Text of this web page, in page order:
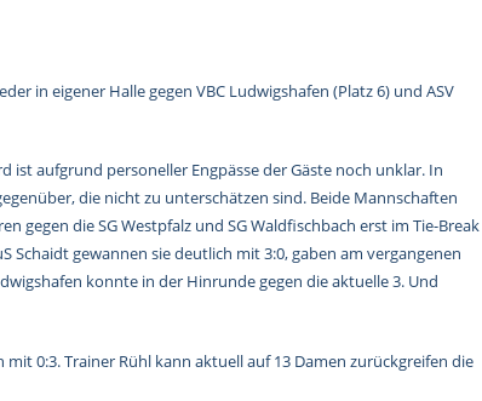
in eigener Halle gegen VBC Ludwigshafen (Platz 6) und ASV
ist aufgrund personeller Engpässe der Gäste noch unklar. In
die nicht zu unterschätzen sind. Beide Mannschaften
gegen die SG Westpfalz und SG Waldfischbach erst im Tie-Break
Schaidt gewannen sie deutlich mit 3:0, gaben am vergangenen
konnte in der Hinrunde gegen die aktuelle 3. Und
0:3. Trainer Rühl kann aktuell auf 13 Damen zurückgreifen die